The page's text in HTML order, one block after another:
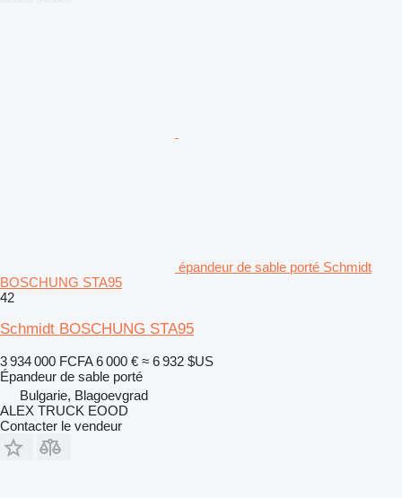
épandeur de sable porté Schmidt
BOSCHUNG STA95
42
Schmidt BOSCHUNG STA95
3 934 000 FCFA 6 000 € ≈ 6 932 $US
Épandeur de sable porté
Bulgarie, Blagoevgrad
ALEX TRUCK EOOD
Contacter le vendeur